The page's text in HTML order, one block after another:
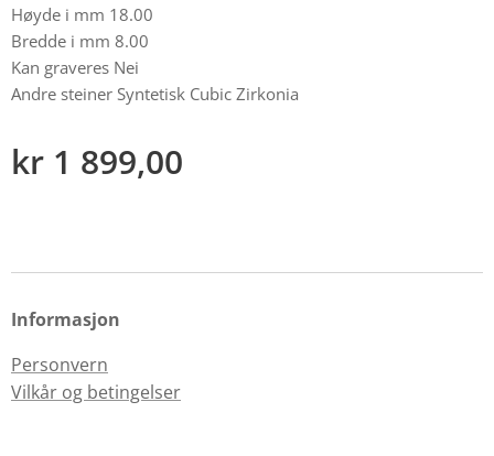
Høyde i mm 18.00
Bredde i mm 8.00
Kan graveres Nei
Andre steiner Syntetisk Cubic Zirkonia
kr 1 899,00
Informasjon
Personvern
Vilkår og betingelser